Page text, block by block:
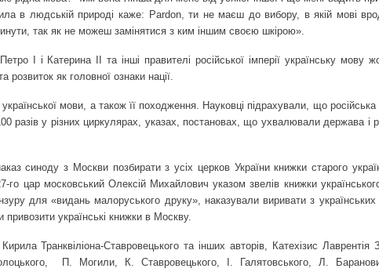
в людській природі каже: Pardon, ти не маєш до вибору, в якій мові
так як не можеш замінятися з ким іншим своєю шкірою».
I і Катерина ІІ та інші правителі російської імперії українську мову
як головної ознаки нації.
мови, а також її походження. Науковці підрахували, що російська
разів у різних циркулярах, указах, постановах, що ухвалювали держава і
синоду з Москви позбирати з усіх церков України книжки старого
го цар московський Олексій Михайлович указом звелів книжки
для «видань малоруського друку», наказували виривати з українських
українські книжки в Москву.
Транквіліона-Ставровецького та інших авторів, Катехізис Лаврентія
П. Могили, К. Ставровецького, І. Галятовського, Л.